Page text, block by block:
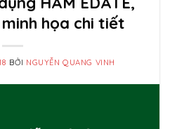
họa chi tiết
BỞI NGUYỄN QUANG VINH